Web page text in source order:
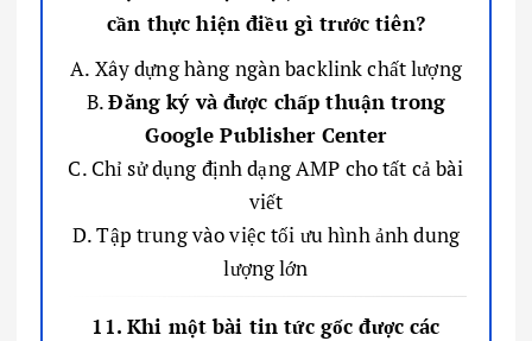
cần thực hiện điều gì trước tiên?
A. Xây dựng hàng ngàn backlink chất lượng
B.Đăng ký và được chấp thuận trong
Google Publisher Center
C. Chỉ sử dụng định dạng AMP cho tất cả bài
viết
D. Tập trung vào việc tối ưu hình ảnh dung
lượng lớn
11. Khi một bài tin tức gốc được các